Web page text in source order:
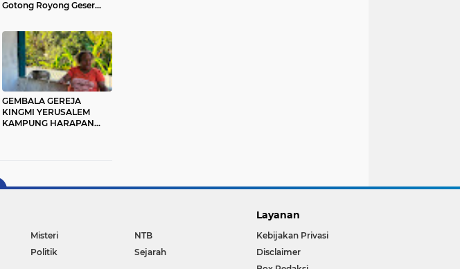
Gotong Royong Geser
GEMBALA GEREJA
KINGMI YERUSALEM
KAMPUNG HARAPAN
Misteri
NTB
Politik
Sejarah
Layanan
Kebijakan Privasi
Disclaimer